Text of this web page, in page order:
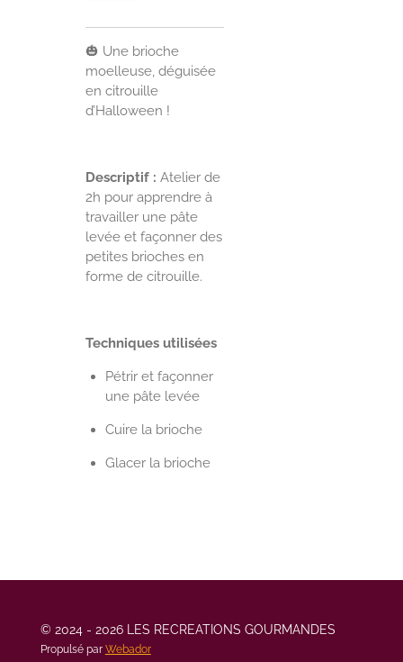
🎃 Une brioche
moelleuse, déguisée
en citrouille
d’Halloween !
Descriptif : Atelier de
2h pour apprendre à
travailler une pâte
levée et façonner des
petites brioches en
forme de citrouille.
Techniques utilisées
Pétrir et façonner
une pâte levée
Cuire la brioche
Glacer la brioche
© 2024 - 2026 LES RECREATIONS GOURMANDES
Propulsé par Webador